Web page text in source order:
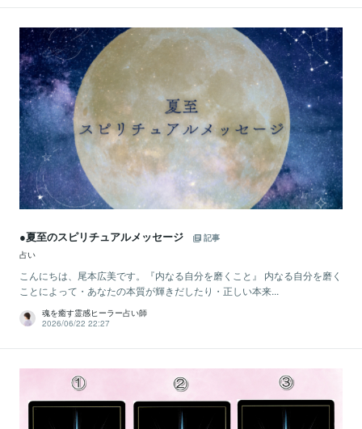
●夏至のスピリチュアルメッセージ
記事
占い
こんにちは、尾本広美です。『内なる自分を磨くこと』 内なる自分を磨く
ことによって・あなたの本質が輝きだしたり・正しい本来...
魂を癒す霊感ヒーラー占い師
2026/06/22 22:27